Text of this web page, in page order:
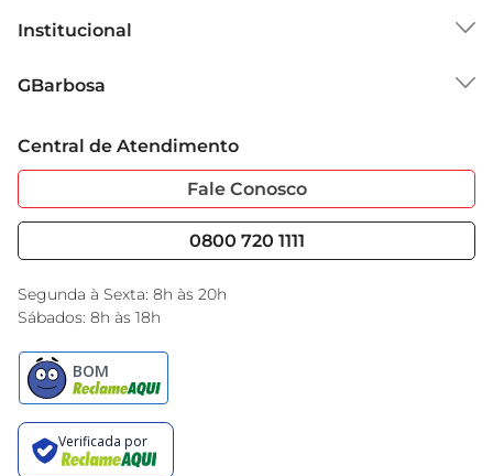
Institucional
Grupo Cencosud
Sobre Privacidade
Portal do Fornecedo
Nossas Lojas
GBarbosa
Garantia Estendida
Serviços
Black Friday
Encarte do Dia
Central de Atendimento
Fale Conosco
0800 720 1111
Segunda à Sexta: 8h às 20h
Sábados: 8h às 18h